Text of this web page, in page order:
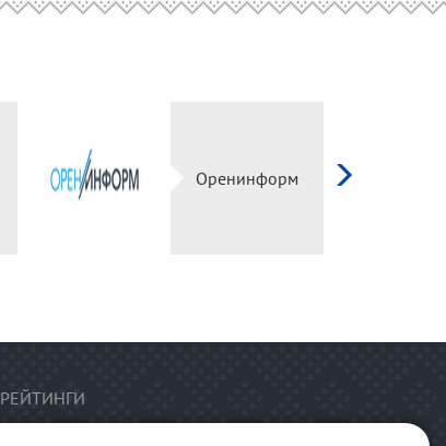
Оренинформ
РЕЙТИНГИ